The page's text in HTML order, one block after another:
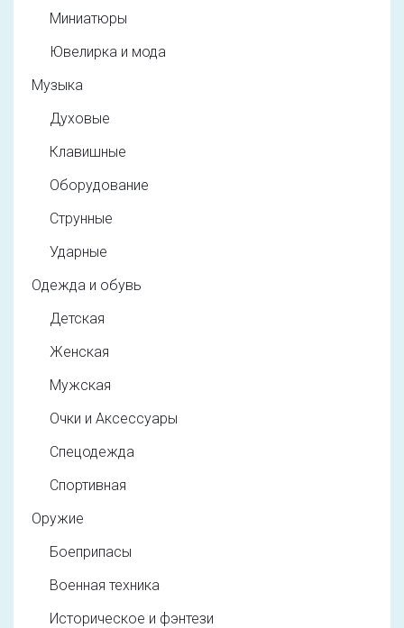
Миниатюры
Ювелирка и мода
Музыка
Духовые
Клавишные
Оборудование
Струнные
Ударные
Одежда и обувь
Детская
Женская
Мужская
Очки и Аксессуары
Спецодежда
Спортивная
Оружие
Боеприпасы
Военная техника
Историческое и фэнтези